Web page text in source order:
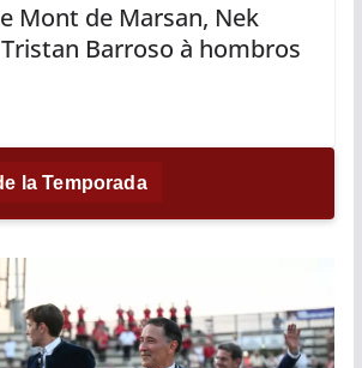
Mont de Marsan, Nek
Barroso à hombros
la Temporada